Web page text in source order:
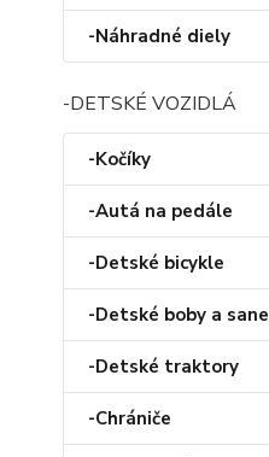
-Náhradné diely
-DETSKÉ VOZIDLÁ
-Kočíky
-Autá na pedále
-Detské bicykle
-Detské boby a sane
-Detské traktory
-Chrániče